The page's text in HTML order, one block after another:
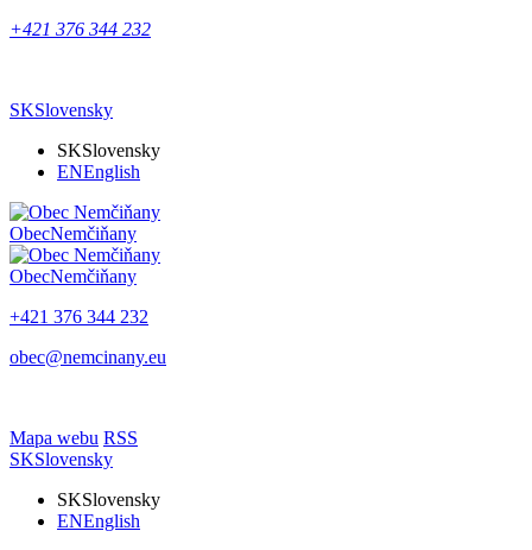
+421 376 344 232
SKSlovensky
SKSlovensky
ENEnglish
ObecNemčiňany
ObecNemčiňany
+421 376 344 232
obec@nemcinany.eu
Mapa webu RSS
SKSlovensky
SKSlovensky
ENEnglish